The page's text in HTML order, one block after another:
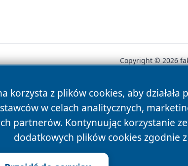
korzysta z plików cookies, aby
w celach analitycznych,
partnerów. Kontynuując korzystanie
dodatkowych plików cookies zgodnie
Copyright © 2026
News Autorzy